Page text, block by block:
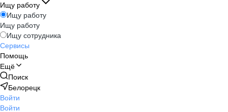
Ищу работу
Ищу работу
Ищу работу
Ищу сотрудника
Сервисы
Помощь
Ещё
Поиск
Белорецк
Войти
Войти